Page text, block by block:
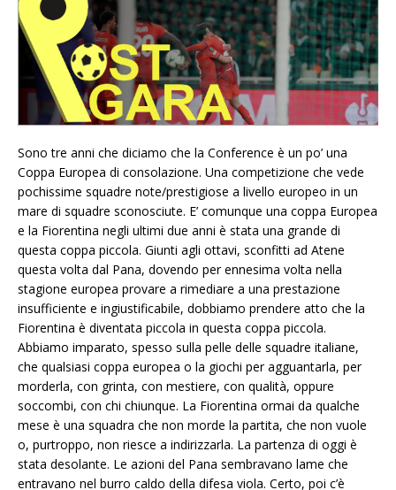
Sono tre anni che diciamo che la Conference è un po’ una
Coppa Europea di consolazione. Una competizione che vede
pochissime squadre note/prestigiose a livello europeo in un
mare di squadre sconosciute. E’ comunque una coppa Europea
e la Fiorentina negli ultimi due anni è stata una grande di
questa coppa piccola. Giunti agli ottavi, sconfitti ad Atene
questa volta dal Pana, dovendo per ennesima volta nella
stagione europea provare a rimediare a una prestazione
insufficiente e ingiustificabile, dobbiamo prendere atto che la
Fiorentina è diventata piccola in questa coppa piccola.
Abbiamo imparato, spesso sulla pelle delle squadre italiane,
che qualsiasi coppa europea o la giochi per agguantarla, per
morderla, con grinta, con mestiere, con qualità, oppure
soccombi, con chi chiunque. La Fiorentina ormai da qualche
mese è una squadra che non morde la partita, che non vuole
o, purtroppo, non riesce a indirizzarla. La partenza di oggi è
stata desolante. Le azioni del Pana sembravano lame che
entravano nel burro caldo della difesa viola. Certo, poi c’è